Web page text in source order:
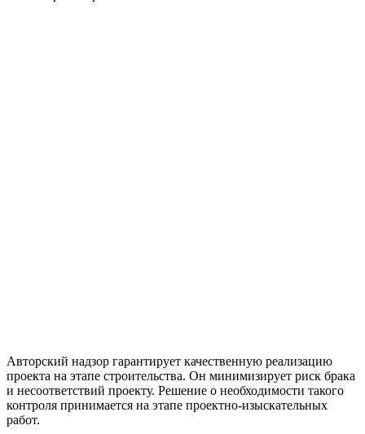
Авторский надзор гарантирует качественную реализацию
проекта на этапе строительства. Он минимизирует риск брака
и несоответствий проекту. Решение о необходимости такого
контроля принимается на этапе проектно-изыскательных
работ.